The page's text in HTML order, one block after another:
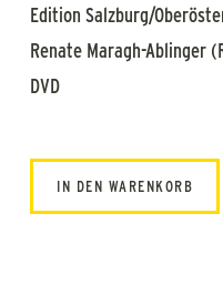
Edition Salzburg/
Renate Maragh-Ablinger
DVD
IN DEN WARENKORB